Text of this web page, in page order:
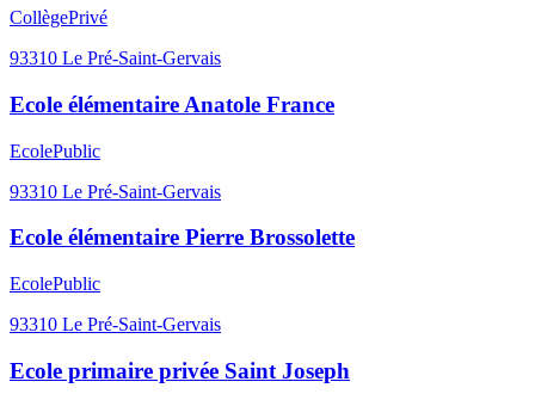
CollègePrivé
93310 Le Pré-Saint-Gervais
Ecole élémentaire Anatole France
EcolePublic
93310 Le Pré-Saint-Gervais
Ecole élémentaire Pierre Brossolette
EcolePublic
93310 Le Pré-Saint-Gervais
Ecole primaire privée Saint Joseph